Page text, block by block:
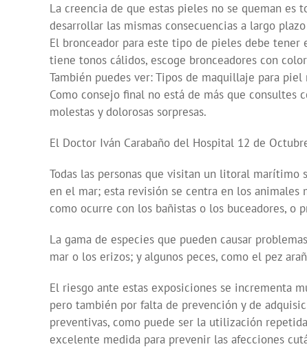
La creencia de que estas pieles no se queman
desarrollar las mismas consecuencias a largo
El bronceador para este tipo de pieles debe
tiene tonos cálidos, escoge bronceadores con
También puedes ver: Tipos de maquillaje para piel
Como consejo final no está de más que
molestas y dolorosas sorpresas.
El Doctor Iván Carabaño del Hospital 12 de
Todas las personas que visitan un litoral marítimo
en el mar; esta revisión se centra en los
como ocurre con los bañistas o los buceadores, o
La gama de especies que pueden causar
mar o los erizos; y algunos peces, como el pez
El riesgo ante estas exposiciones se incrementa
pero también por falta de prevención y de
preventivas, como puede ser la utilización
excelente medida para prevenir las afecciones